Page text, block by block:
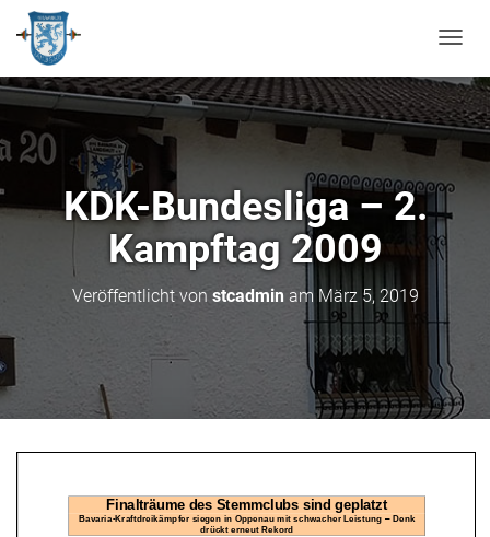
A
V
I
O
A
L
T
N
KDK-Bundesliga – 2.
Kampftag 2009
Veröffentlicht von stcadminam März 5, 2019